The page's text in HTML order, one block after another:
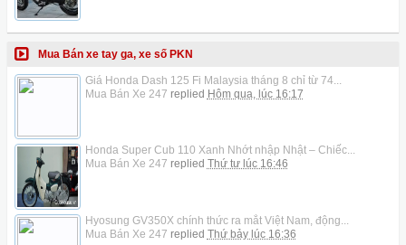
Mua Bán xe tay ga, xe số PKN
Giá Honda Dash 125 Fi Malaysia tháng 8 chỉ từ 74...
Mua Bán Xe 247 replied Hôm qua, lúc 16:17
Honda Super Cub 110 Xanh Nhớt nhập Nhật – Chiếc...
Mua Bán Xe 247 replied Thứ tư lúc 16:46
Hyosung GV350X chính thức ra mắt Việt Nam, động...
Mua Bán Xe 247 replied Thứ bảy lúc 16:36